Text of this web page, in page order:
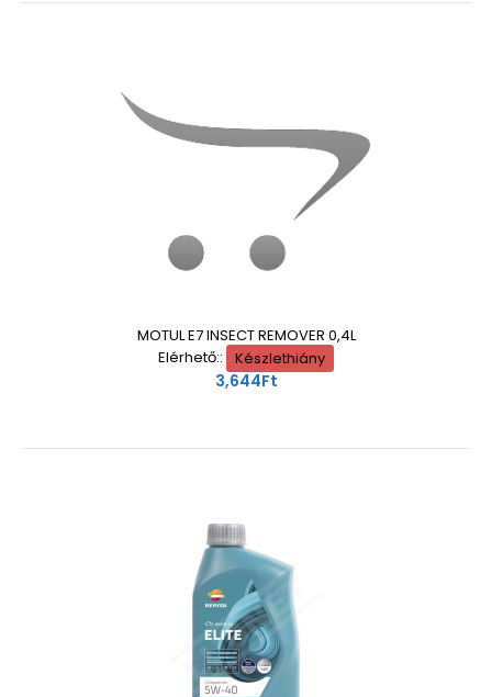
MOTUL E7 INSECT REMOVER 0,4L
Elérhető::
Készlethiány
3,644Ft